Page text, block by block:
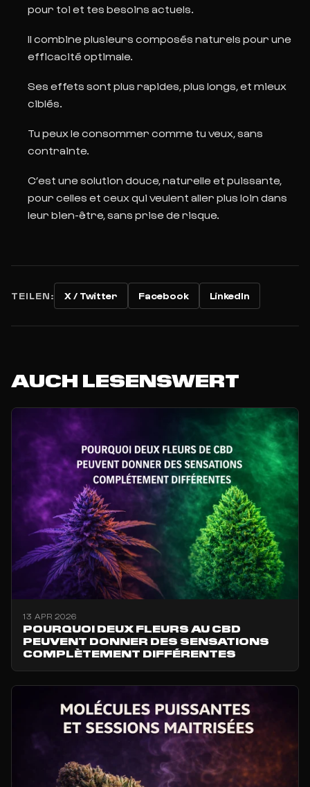
pour toi et tes besoins actuels.
Il combine plusieurs composés naturels pour une
efficacité optimale.
Ses effets sont plus rapides, plus longs, et mieux
ciblés.
Tu peux le consommer comme tu veux, sans
contrainte.
C’est une solution douce, naturelle et puissante,
pour celles et ceux qui veulent aller plus loin dans
leur bien-être, sans prise de risque.
TEILEN: X / Twitter Facebook LinkedIn
AUCH LESENSWERT
13 APR 2026
POURQUOI DEUX FLEURS AU CBD
PEUVENT DONNER DES SENSATIONS
COMPLÈTEMENT DIFFÉRENTES